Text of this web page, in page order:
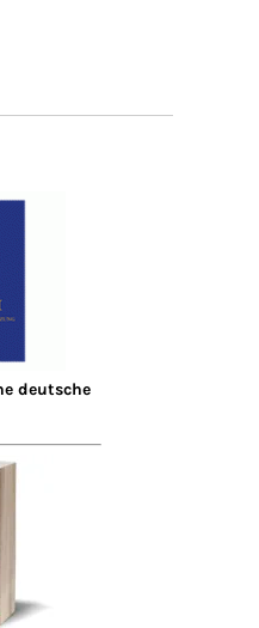
deutsche